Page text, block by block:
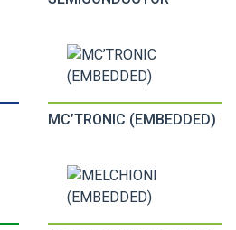
MC’TRONIC (EMBEDDED)